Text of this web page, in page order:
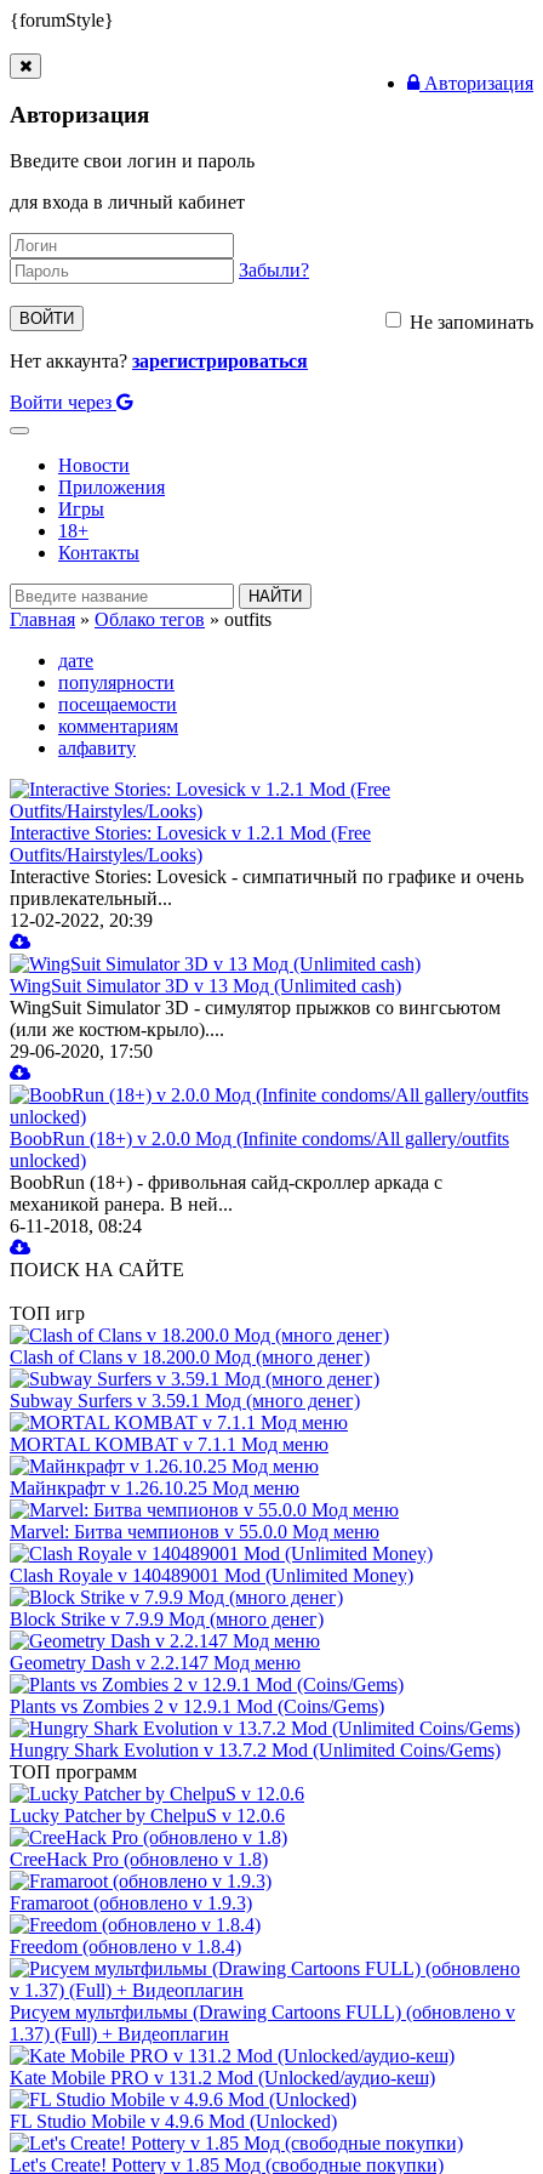
{forumStyle}
Авторизация
Авторизация
Введите свои логин и пароль
для входа в личный кабинет
Забыли?
ВОЙТИ
Не запоминать
Нет аккаунта? зарегистрироваться
Войти через
Toggle
navigationНовости
Приложения
Игры
18+
Контакты
Главная » Облако тегов » outfits
дате
популярности
посещаемости
комментариям
алфавиту
Interactive Stories: Lovesick v 1.2.1 Mod (Free
Outfits/Hairstyles/Looks)
Interactive Stories: Lovesick - симпатичный по графике и очень
привлекательный...
12-02-2022, 20:39
WingSuit Simulator 3D v 13 Мод (Unlimited cash)
WingSuit Simulator 3D - симулятор прыжков со вингсьютом
(или же костюм-крыло)....
29-06-2020, 17:50
BoobRun (18+) v 2.0.0 Мод (Infinite condoms/All gallery/outfits
unlocked)
BoobRun (18+) - фривольная сайд-скроллер аркада с
механикой ранера. В ней...
6-11-2018, 08:24
ПОИСК НА САЙТЕ
ТОП игр
Clash of Clans v 18.200.0 Мод (много денег)
Subway Surfers v 3.59.1 Мод (много денег)
MORTAL KOMBAT v 7.1.1 Мод меню
Майнкрафт v 1.26.10.25 Мод меню
Marvel: Битва чемпионов v 55.0.0 Мод меню
Clash Royale v 140489001 Mod (Unlimited Money)
Block Strike v 7.9.9 Мод (много денег)
Geometry Dash v 2.2.147 Мод меню
Plants vs Zombies 2 v 12.9.1 Mod (Coins/Gems)
Hungry Shark Evolution v 13.7.2 Mod (Unlimited Coins/Gems)
ТОП программ
Lucky Patcher by ChelpuS v 12.0.6
CreeHack Pro (обновлено v 1.8)
Framaroot (обновлено v 1.9.3)
Freedom (обновлено v 1.8.4)
Рисуем мультфильмы (Drawing Cartoons FULL) (обновлено v
1.37) (Full) + Видеоплагин
Kate Mobile PRO v 131.2 Mod (Unlocked/аудио-кеш)
FL Studio Mobile v 4.9.6 Mod (Unlocked)
Let's Create! Pottery v 1.85 Мод (свободные покупки)